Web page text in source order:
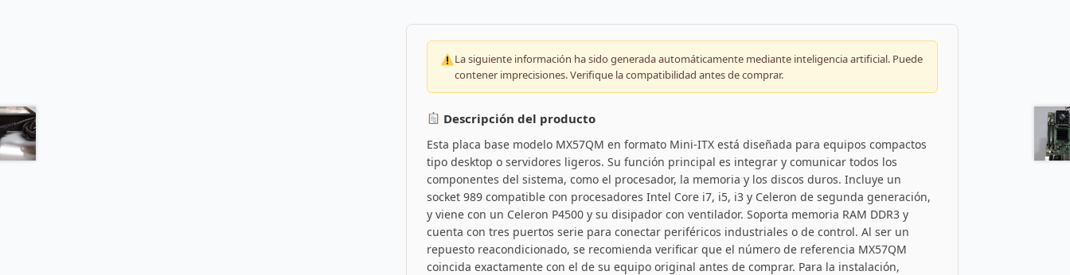
La siguiente información ha sido generada automáticamente mediante inteligencia artificial. Puede
contener imprecisiones. Verifique la compatibilidad antes de comprar.
Descripción del producto
Esta placa base modelo MX57QM en formato Mini-ITX está diseñada para equipos compactos
tipo desktop o servidores ligeros. Su función principal es integrar y comunicar todos los
componentes del sistema, como el procesador, la memoria y los discos duros. Incluye un
socket 989 compatible con procesadores Intel Core i7, i5, i3 y Celeron de segunda generación,
y viene con un Celeron P4500 y su disipador con ventilador. Soporta memoria RAM DDR3 y
cuenta con tres puertos serie para conectar periféricos industriales o de control. Al ser un
repuesto reacondicionado, se recomienda verificar que el número de referencia MX57QM
coincida exactamente con el de su equipo original antes de comprar. Para la instalación,